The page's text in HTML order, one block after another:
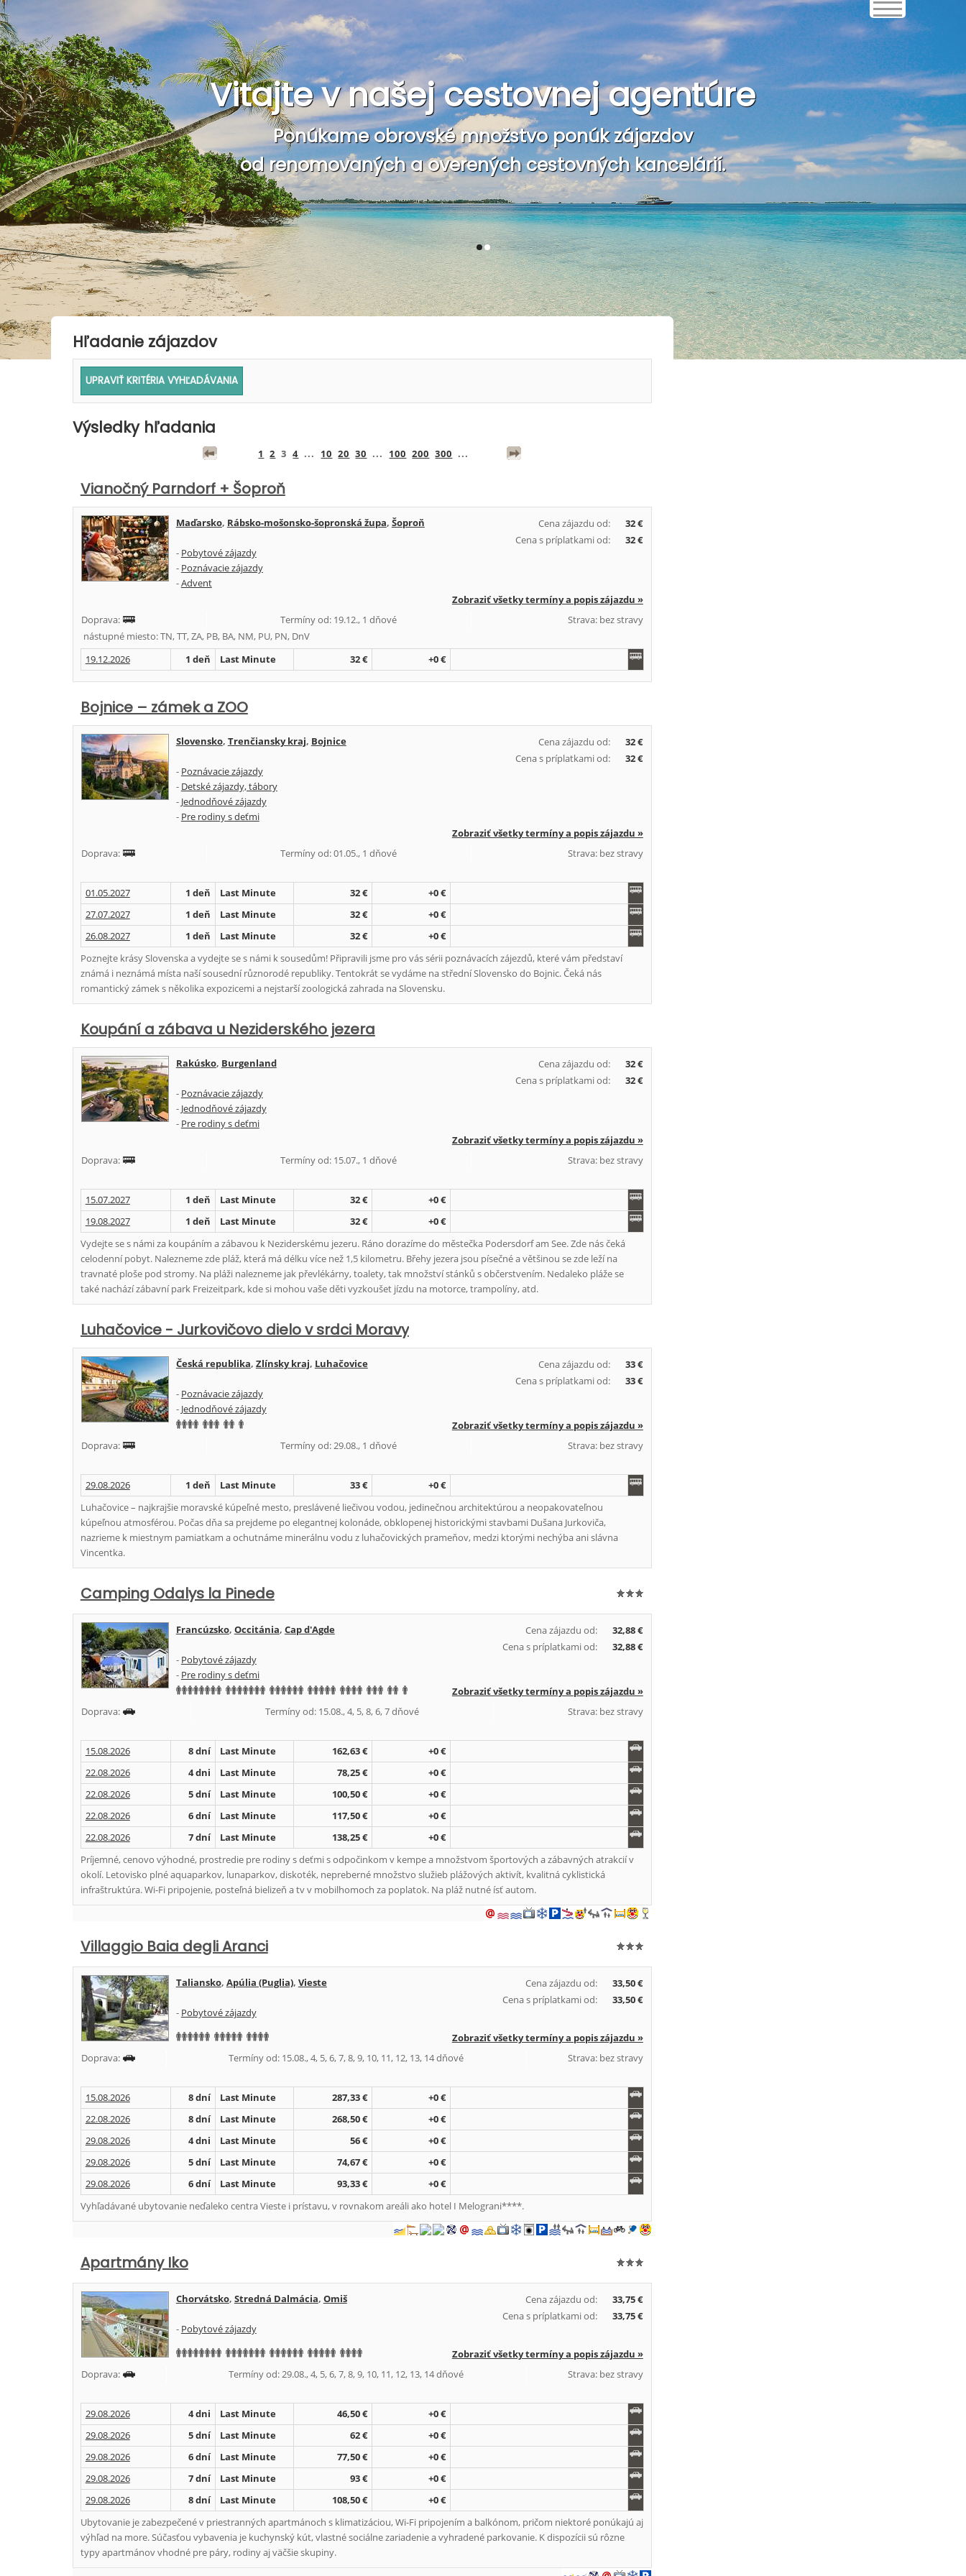
Vitajte v našej cestovnej agentúre
Ponúkame obrovské množstvo ponúk zájazdov
od renomovaných a overených cestovných kancelárií.
1 2
Hľadanie zájazdov
Výsledky hľadania
1 2 3 4 ... 10 20 30 ... 100 200 300 ...
Vianočný Parndorf + Šoproň
Cena zájazdu od:
32 €
Cena s príplatkami od:
32 €
Maďarsko, Rábsko-mošonsko-šopronská župa, Šoproň
- Pobytové zájazdy
- Poznávacie zájazdy
-Advent
Zobraziť všetky termíny a popis zájazdu »
Doprava:
Termíny od: 19.12., 1 dňové
Strava: bez stravy
nástupné miesto: TN, TT, ZA, PB, BA, NM, PU, PN, DnV
19.12.2026
1 deň Last Minute 32 € +0 €
Bojnice – zámek a ZOO
Cena zájazdu od:
32 €
Cena s príplatkami od:
32 €
Slovensko, Trenčiansky kraj, Bojnice
- Poznávacie zájazdy
- Detské zájazdy, tábory
- Jednodňové zájazdy
- Pre rodiny s deťmi
Zobraziť všetky termíny a popis zájazdu »
Doprava:
Termíny od: 01.05., 1 dňové Strava: bez stravy
01.05.2027 1 deň Last Minute 32 €
+0 €
27.07.2027
1 deň Last Minute 32 €
+0 €
26.08.2027
1 deň Last Minute 32 €
+0 €
Poznejte krásy Slovenska a vydejte se s námi k sousedům! Připravili jsme pro vás sérii poznávacích zájezdů, které vám představí
známá i neznámá místa naší sousední různorodé republiky. Tentokrát se vydáme na střední Slovensko do Bojnic. Čeká nás
romantický zámek s několika expozicemi a nejstarší zoologická zahrada na Slovensku.
Koupání a zábava u Neziderského jezera
Cena zájazdu od:
32 €
Cena s príplatkami od:
32 €
Rakúsko, Burgenland
- Poznávacie zájazdy
- Jednodňové zájazdy
- Pre rodiny s deťmi
Zobraziť všetky termíny a popis zájazdu »
Doprava:
Termíny od: 15.07., 1 dňové Strava: bez stravy
15.07.2027 1 deň Last Minute 32 €
+0 €
19.08.2027
1 deň Last Minute 32 €
+0 €
Vydejte se s námi za koupáním a zábavou k Neziderskému jezeru. Ráno dorazíme do městečka Podersdorf am See. Zde nás čeká
celodenní pobyt. Nalezneme zde pláž, která má délku více než 1,5 kilometru. Břehy jezera jsou písečné a většinou se zde leží na
travnaté ploše pod stromy. Na pláži nalezneme jak převlékárny, toalety, tak množství stánků s občerstvením. Nedaleko pláže se
také nachází zábavní park Freizeitpark, kde si mohou vaše děti vyzkoušet jízdu na motorce, trampolíny, atd.
Luhačovice - Jurkovičovo dielo v srdci Moravy
Cena zájazdu od:
33 €
Cena s príplatkami od:
33 €
Česká republika, Zlínsky kraj, Luhačovice
- Poznávacie zájazdy
- Jednodňové zájazdy
Zobraziť všetky termíny a popis zájazdu »
Doprava:
Termíny od: 29.08., 1 dňové Strava: bez stravy
29.08.2026 1 deň Last Minute 33 €
+0 €
Luhačovice – najkrajšie moravské kúpeľné mesto, preslávené liečivou vodou, jedinečnou architektúrou a neopakovateľnou
kúpeľnou atmosférou. Počas dňa sa prejdeme po elegantnej kolonáde, obklopenej historickými stavbami Dušana Jurkoviča,
nazrieme k miestnym pamiatkam a ochutnáme minerálnu vodu z luhačovických prameňov, medzi ktorými nechýba ani slávna
Vincentka.
Camping Odalys la Pinede
Cena zájazdu od:
32,88 €
Cena s príplatkami od:
32,88 €
Francúzsko, Occitánia, Cap d'Agde
- Pobytové zájazdy
- Pre rodiny s deťmi
Zobraziť všetky termíny a popis zájazdu »
Doprava:
Termíny od: 15.08., 4, 5, 8, 6, 7 dňové Strava: bez stravy
15.08.2026 8 dní Last Minute 162,63 €
+0 €
22.08.2026
4 dni Last Minute 78,25 €
+0 €
22.08.2026
5 dní Last Minute 100,50 €
+0 €
22.08.2026
6 dní Last Minute 117,50 €
+0 €
22.08.2026
7 dní Last Minute 138,25 €
+0 €
Príjemné, cenovo výhodné, prostredie pre rodiny s deťmi s odpočinkom v kempe a množstvom športových a zábavných atrakcií v
okolí. Letovisko plné aquaparkov, lunaparkov, diskoték, nepreberné množstvo služieb plážových aktivít, kvalitná cyklistická
infraštruktúra. Wi-Fi pripojenie, posteľná bielizeň a tv v mobilhomoch za poplatok. Na pláž nutné ísť autom.
Villaggio Baia degli Aranci
Cena zájazdu od:
33,50 €
Cena s príplatkami od:
33,50 €
Taliansko, Apúlia (Puglia), Vieste
- Pobytové zájazdy
Zobraziť všetky termíny a popis zájazdu »
Doprava:
Termíny od: 15.08., 4, 5, 6, 7, 8, 9, 10, 11, 12, 13, 14 dňové Strava: bez stravy
15.08.2026 8 dní Last Minute 287,33 €
+0 €
22.08.2026
8 dní Last Minute 268,50 €
+0 €
29.08.2026
4 dni Last Minute 56 €
+0 €
29.08.2026
5 dní Last Minute 74,67 €
+0 €
29.08.2026
6 dní Last Minute 93,33 €
+0 €
Vyhľadávané ubytovanie neďaleko centra Vieste i prístavu, v rovnakom areáli ako hotel I Melograni****.
Apartmány Iko
Cena zájazdu od:
33,75 €
Cena s príplatkami od:
33,75 €
Chorvátsko, Stredná Dalmácia, Omiš
- Pobytové zájazdy
Zobraziť všetky termíny a popis zájazdu »
Doprava:
Termíny od: 29.08., 4, 5, 6, 7, 8, 9, 10, 11, 12, 13, 14 dňové Strava: bez stravy
29.08.2026 4 dni Last Minute 46,50 €
+0 €
29.08.2026
5 dní Last Minute 62 €
+0 €
29.08.2026
6 dní Last Minute 77,50 €
+0 €
29.08.2026
7 dní Last Minute 93 €
+0 €
29.08.2026
8 dní Last Minute 108,50 €
+0 €
Ubytovanie je zabezpečené v priestranných apartmánoch s klimatizáciou, Wi-Fi pripojením a balkónom, pričom niektoré ponúkajú aj
výhľad na more. Súčasťou vybavenia je kuchynský kút, vlastné sociálne zariadenie a vyhradené parkovanie. K dispozícii sú rôzne
typy apartmánov vhodné pre páry, rodiny aj väčšie skupiny.